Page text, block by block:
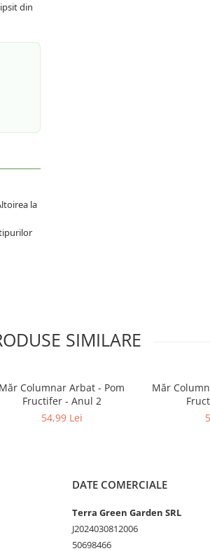
din
la
SIMILARE
Măr Columnar Arbat - Pom
Fructifer - Anul 2
54,99 Lei
Măr
DATE COMERCIALE
Terra Green Garden SRL
J2024030812006
50698466